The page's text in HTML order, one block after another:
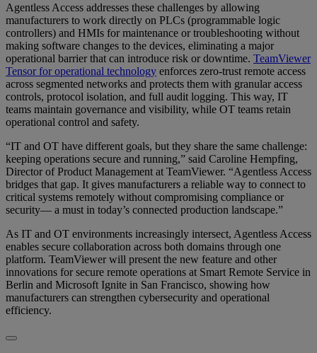
Agentless Access addresses these challenges by allowing
manufacturers to work directly on PLCs (programmable logic
controllers) and HMIs for maintenance or troubleshooting without
making software changes to the devices, eliminating a major
operational barrier that can introduce risk or downtime. TeamViewer
Tensor for operational technology enforces zero-trust remote access
across segmented networks and protects them with granular access
controls, protocol isolation, and full audit logging. This way, IT
teams maintain governance and visibility, while OT teams retain
operational control and safety.
“IT and OT have different goals, but they share the same challenge:
keeping operations secure and running,” said Caroline Hempfing,
Director of Product Management at TeamViewer. “Agentless Access
bridges that gap. It gives manufacturers a reliable way to connect to
critical systems remotely without compromising compliance or
security— a must in today’s connected production landscape.”
As IT and OT environments increasingly intersect, Agentless Access
enables secure collaboration across both domains through one
platform. TeamViewer will present the new feature and other
innovations for secure remote operations at Smart Remote Service in
Berlin and Microsoft Ignite in San Francisco, showing how
manufacturers can strengthen cybersecurity and operational
efficiency.